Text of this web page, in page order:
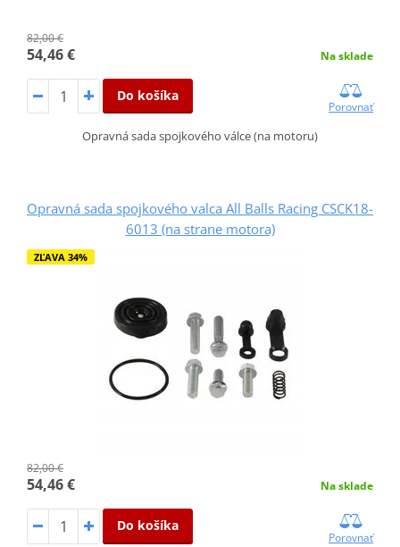
82,00 €
54,46 € Na sklade
Do košíka
Porovnať
Opravná sada spojkového válce (na motoru)
Opravná sada spojkového valca All Balls Racing CSCK18-
6013 (na strane motora)
ZĽAVA 34%
82,00 €
54,46 € Na sklade
Do košíka
Porovnať